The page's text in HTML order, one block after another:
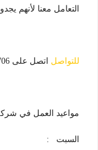
التعامل معنا لأنهم
للتواصل اتصل على 01099552706 او ارسل رساله عبر واتساب.
مواعيد العمل في
السبت : 10 ص : 6